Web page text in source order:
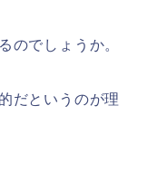
のでしょうか。
だというのが理